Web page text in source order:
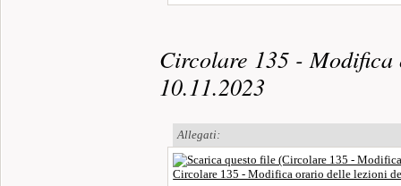
Circolare 135 -
10.11.2023
Allegati:
Circolare 135 - Modifica orario delle lezioni